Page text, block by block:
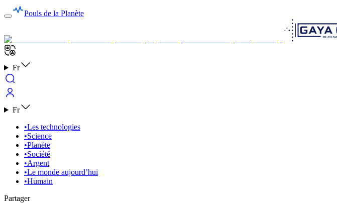
Pouls de la Planète
Fr
Fr
•Les technologies
•Science
•Planète
•Société
•Argent
•Le monde aujourd’hui
•Humain
Partager